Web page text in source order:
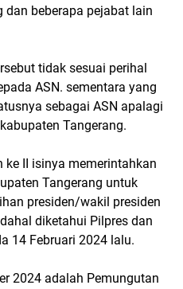
dan beberapa pejabat lain
tidak sesuai perihal
ASN. sementara yang
sebagai ASN apalagi
Tangerang.
ke II isinya memerintahkan
Tangerang untuk
presiden/wakil presiden
diketahui Pilpres dan
14 Februari 2024 lalu.
2024 adalah Pemungutan